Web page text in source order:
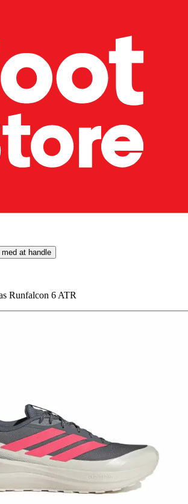
at handle
Runfalcon 6 ATR